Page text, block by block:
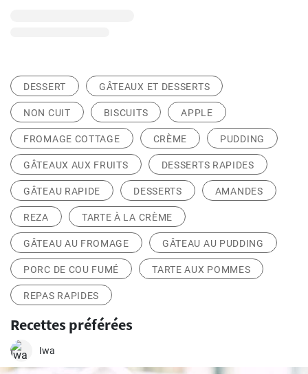
DESSERT GÂTEAUX ET DESSERTS
NON CUIT BISCUITS APPLE
FROMAGE COTTAGE CRÈME PUDDING
GÂTEAUX AUX FRUITS DESSERTS RAPIDES
GÂTEAU RAPIDE DESSERTS AMANDES
REZA TARTE À LA CRÈME
GÂTEAU AU FROMAGE GÂTEAU AU PUDDING
PORC DE COU FUMÉ TARTE AUX POMMES
REPAS RAPIDES
Recettes préférées
Iwa